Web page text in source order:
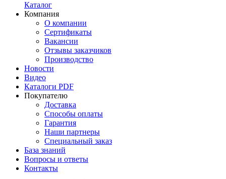
Каталог
Компания
О компании
Сертификаты
Вакансии
Отзывы заказчиков
Производство
Новости
Видео
Каталоги PDF
Покупателю
Доставка
Способы оплаты
Гарантия
Наши партнеры
Специальный заказ
База знаний
Вопросы и ответы
Контакты